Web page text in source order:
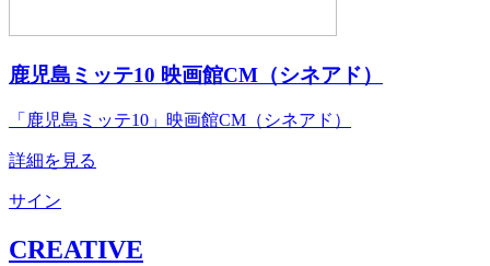
鹿児島ミッテ10 映画館CM（シネアド）
「鹿児島ミッテ10」映画館CM（シネアド）
詳細を見る
サイン
CREATIVE